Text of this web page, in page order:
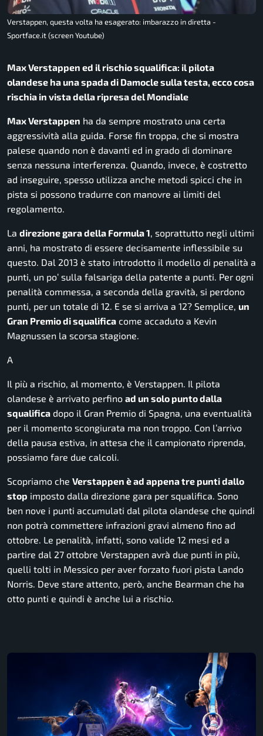
Verstappen, questa volta ha esagerato: imbarazzo in diretta -
Sportface.it (screen Youtube)
Max Verstappen ed il rischio squalifica: il pilota
olandese ha una spada di Damocle sulla testa, ecco cosa
rischia in vista della ripresa del Mondiale
Max Verstappen ha da sempre mostrato una certa
aggressività alla guida. Forse fin troppa, che si mostra
palese quando non è davanti ed in grado di dominare
senza nessuna interferenza. Quando, invece, è costretto
ad inseguire, spesso utilizza anche metodi spicci che in
pista si possono tradurre con manovre ai limiti del
regolamento.
La direzione gara della Formula 1, soprattutto negli ultimi
anni, ha mostrato di essere decisamente inflessibile su
questo. Dal 2013 è stato introdotto il modello di penalità a
punti, un po’ sulla falsariga della patente a punti. Per ogni
penalità commessa, a seconda della gravità, si perdono
punti, per un totale di 12. E se si arriva a 12? Semplice, un
Gran Premio di squalifica come accaduto a Kevin
Magnussen la scorsa stagione.
A
Il più a rischio, al momento, è Verstappen. Il pilota
olandese è arrivato perfino ad un solo punto dalla
squalifica dopo il Gran Premio di Spagna, una eventualità
per il momento scongiurata ma non troppo. Con l’arrivo
della pausa estiva, in attesa che il campionato riprenda,
possiamo fare due calcoli.
Scopriamo che Verstappen è ad appena tre punti dallo
stop imposto dalla direzione gara per squalifica. Sono
ben nove i punti accumulati dal pilota olandese che quindi
non potrà commettere infrazioni gravi almeno fino ad
ottobre. Le penalità, infatti, sono valide 12 mesi ed a
partire dal 27 ottobre Verstappen avrà due punti in più,
quelli tolti in Messico per aver forzato fuori pista Lando
Norris. Deve stare attento, però, anche Bearman che ha
otto punti e quindi è anche lui a rischio.